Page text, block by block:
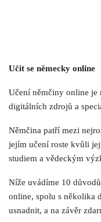
Učit se německy online
Učení němčiny online je
digitálních zdrojů a
Němčina patří mezi
jejím učení roste kvůli
studiem a vědeckým
Níže uvádíme 10
online, spolu s několika
usnadnit, a na závěr